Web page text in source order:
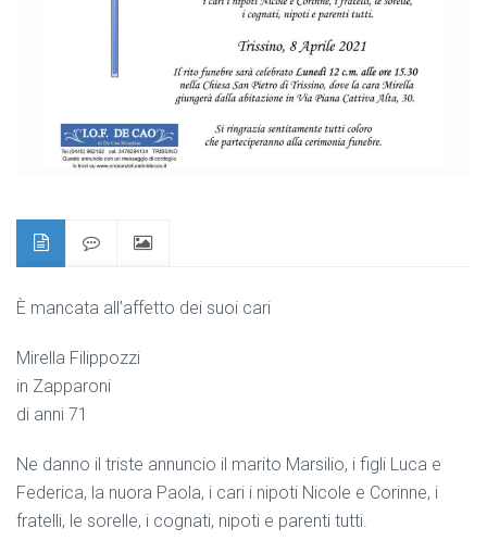
È mancata all’affetto dei suoi cari
Mirella Filippozzi
in Zapparoni
di anni 71
Ne danno il triste annuncio il marito Marsilio, i figli Luca e
Federica, la nuora Paola, i cari i nipoti Nicole e Corinne, i
fratelli, le sorelle, i cognati, nipoti e parenti tutti.